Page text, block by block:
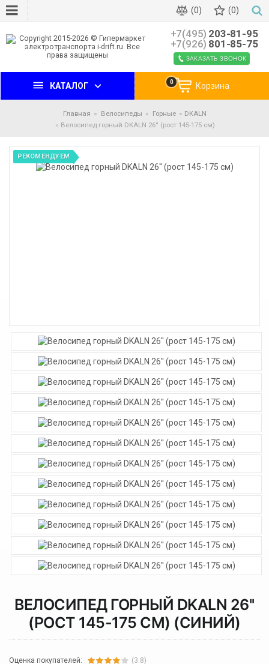
(0) (0)
+7(495) 203-81-95
+7(926) 801-85-75
ЗАКАЗАТЬ ЗВОНОК
КАТАЛОГ Корзина
0
Главная Велосипеды Горные
DKALN
Велосипед горный DKALN 26'' (рост 145-175 см)
РЕКОМЕНДУЕМ
ВЕЛОСИПЕД ГОРНЫЙ DKALN 26''
(РОСТ 145-175 СМ) (СИНИЙ)
Оценка покупателей: (3.8)